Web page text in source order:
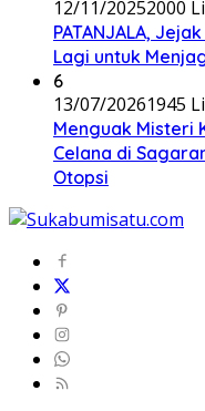
12/11/20252000
PATANJALA,
Lagi untuk
6
13/07/20261945
Menguak Misteri
Celana di
Otopsi